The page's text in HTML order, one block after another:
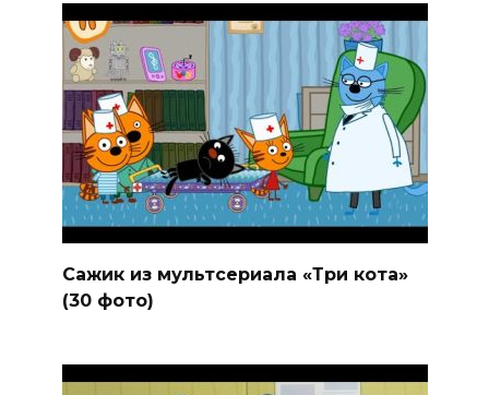
Сажик из мультсериала «Три кота»
(30 фото)